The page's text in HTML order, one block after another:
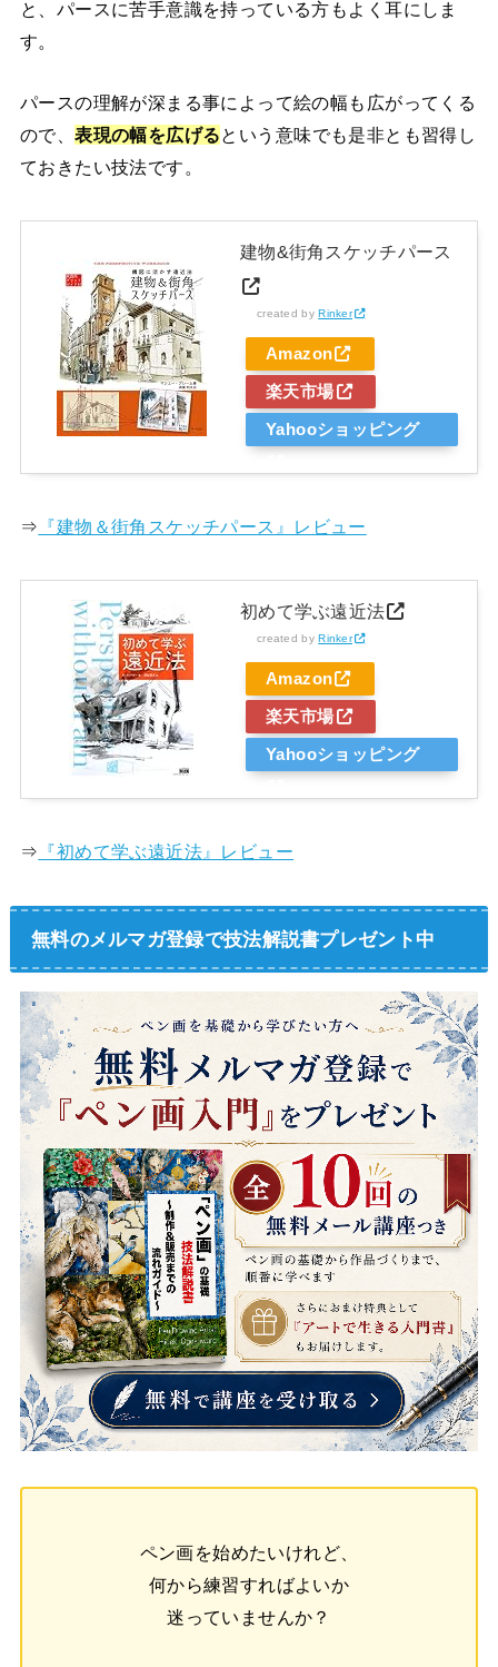
と、パースに苦手意識を持っている方もよく耳にしま
す。
パースの理解が深まる事によって絵の幅も広がってくる
ので、表現の幅を広げるという意味でも是非とも習得し
ておきたい技法です。
建物&街角スケッチパース
created byRinker
Amazon
楽天市場
Yahooショッピング
⇒ 『建物＆街角スケッチパース』レビュー
初めて学ぶ遠近法
created byRinker
Amazon
楽天市場
Yahooショッピング
⇒ 『初めて学ぶ遠近法』レビュー
無料のメルマガ登録で技法解説書プレゼント中
ペン画を始めたいけれど、
何から練習すればよいか
迷っていませんか？